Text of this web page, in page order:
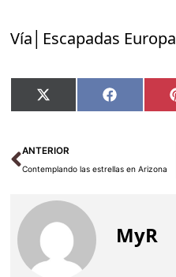
Vía│Escapadas Europa
Compartir
en
X
(Twitter)
Compartir
en
Facebook
Ant
ANTERIOR
Contemplando las estrellas en Arizona
MyR